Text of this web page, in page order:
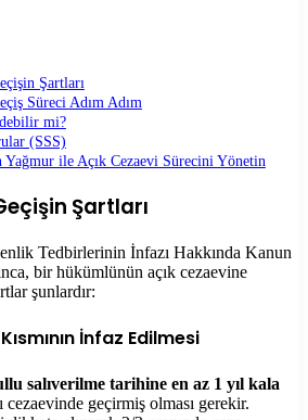
Şartları
Süreci Adım Adım
mi?
(SSS)
ile Açık Cezaevi Sürecini Yönetin
Şartları
Tedbirlerinin İnfazı Hakkında Kanun
bir hükümlünün açık cezaevine
şunlardır:
İnfaz Edilmesi
salıverilme tarihine en az 1 yıl kala
cezaevinde geçirmiş olması gerekir.